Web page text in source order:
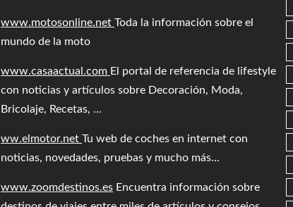
www.motosonline.net Toda la información sobre el
mundo de la moto
www.casaactual.com El portal de referencia de lifestyle
con noticias y artículos sobre Decoración, Moda,
Bricolaje, Recetas, ...
ww.elmotor.net Tu web de coches en internet con
noticias, novedades, pruebas y mucho más...
www.zoomdestinos.es Encuentra información sobre